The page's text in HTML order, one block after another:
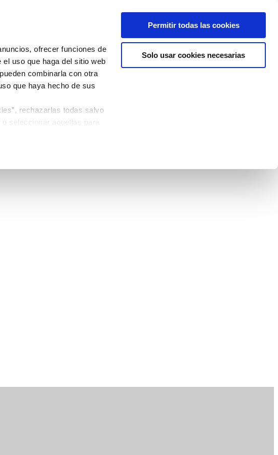
ofrecer funciones de
uso que haga del sitio web
combinarla con otra
que haya hecho de sus
rechazarlas todas salvo
seleccionar aquellas para
Permitir todas las cookies
Solo usar cookies necesarias